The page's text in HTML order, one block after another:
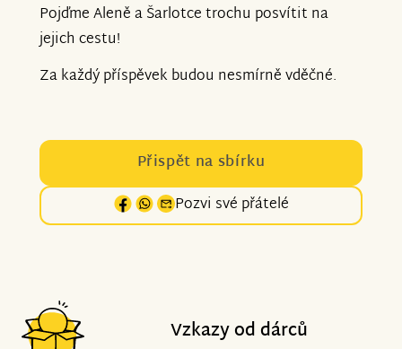
Pojďme Aleně a Šarlotce trochu posvítit na
jejich cestu!
Za každý příspěvek budou nesmírně vděčné.
Přispět na sbírku
Pozvi své přátelé
Vzkazy od dárců